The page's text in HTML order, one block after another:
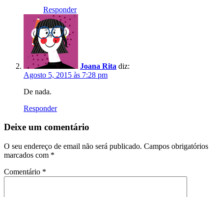
Responder
Joana Rita diz:
Agosto 5, 2015 às 7:28 pm
De nada.
Responder
Deixe um comentário
O seu endereço de email não será publicado. Campos obrigatórios
marcados com *
Comentário *